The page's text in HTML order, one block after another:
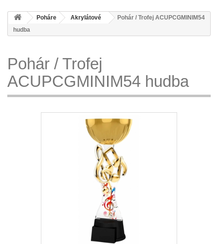
Poháre Akrylátové
Pohár / Trofej ACUPCGMINIM54
hudba
Pohár / Trofej
ACUPCGMINIM54 hudba